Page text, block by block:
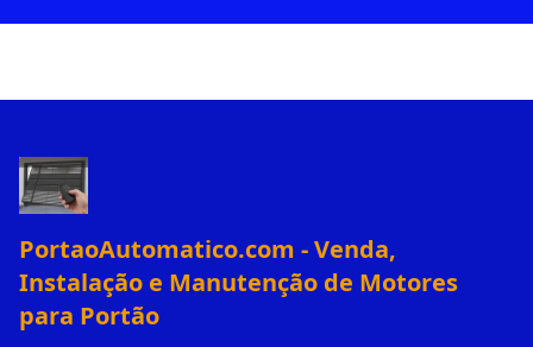
PortaoAutomatico.com - Venda,
Instalação e Manutenção de Motores
para Portão